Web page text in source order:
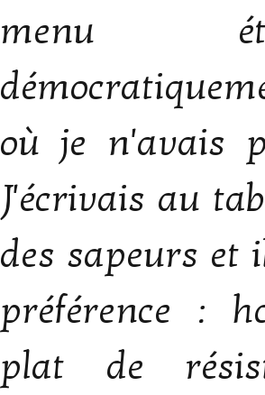
menu
où je n'avais
J'écrivais au
des sapeurs et
préférence :
plat de